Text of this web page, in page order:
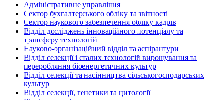
Адміністративне управління
Сектор бухгалтерського обліку та звітності
Сектор наукового забезпечення обліку кадрів
Відділ досліджень інноваційного потенціалу та
трансферу технологій
Науково-організаційний відділ та аспірантури
Відділ селекції і сталих технологій вирощування та
переробляння біоенергетичних культур
Відділ селекції та насінництва сільськогосподарських
культур
Відділ селекції, генетики та цитології